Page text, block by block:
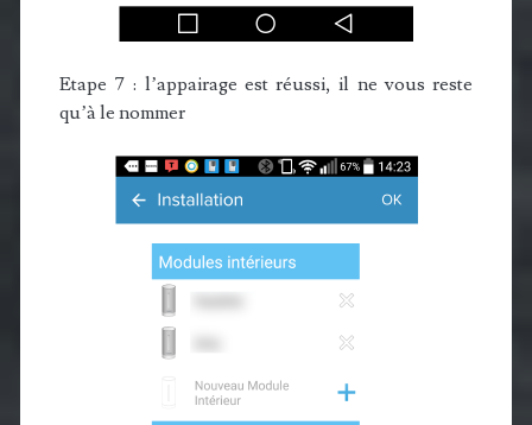
Etape 7 : l’appairage est réussi, il ne vous reste
qu’à le nommer